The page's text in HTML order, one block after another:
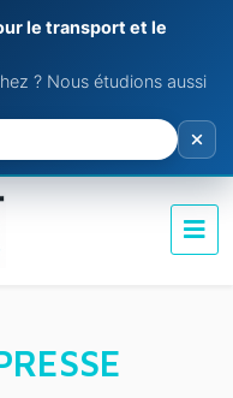
le transport et le
? Nous étudions aussi